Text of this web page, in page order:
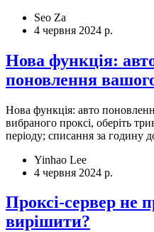
Seo Za
4 червня 2024 р.
Нова функція:
поновлення
Нова функція: авто
вибраного проксі, оберіть
періоду; списання за годину
Yinhao Lee
4 червня 2024 р.
Проксі-сервер не
вирішити?